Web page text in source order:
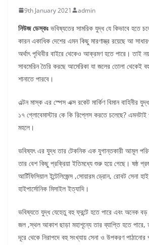
9th January 2021 admin
নিউজ ডেস্কঃ ভবিষ্যতের সামরিক যুদ্ধ যে কিভাবে হতে
কারন একাধিক দেশের এমন কিছু মারণাস্ত্র রয়েছে আ
অর্থাৎ পৃথিবীর বাইরে থেকেও আক্রমণ হতে পারে। তাই
সাবমেরিন তৈরি করছে আমেরিকা যা জলের তোলা থেকেই
শানাতে পারবে।
এল্টন মাস্ক এর স্পেস এক্স রকেট মার্কিণ বিমান বাহিনীর
১৭ গ্লোবেমাস্টার কে কি রিপ্লেস করতে চলেছে?
মহলে।
ভবিষ্যৎ এর যুদ্ধ তার টেকনিক এক যুগান্তকারী আমূল
তার বেশ কিছু প্রক্রিয়া ইতিমধ্যে শুরু হয়ে গেছে। ষষ্ঠ
আর্টিফিসিয়াল ইন্টেলিজেন্স ,সোয়ারম ড্রোন, রোবট সেনা
হাইপার্সোনিক মিসাইল ইত্যাদি।
ভবিষ্যতে যুদ্ধ যেহেতু বহু ফ্রন্টে হতে পারে এবং অনেক বড়
জল ,স্থল আকাশ ছাড়া মহাশূন্যে তার ব্যাপ্তি হতে পারে,
দূরে থেকে নিরাপদে বহু সংখ্যায় সেনা ও উপকরণ পাঠানোর